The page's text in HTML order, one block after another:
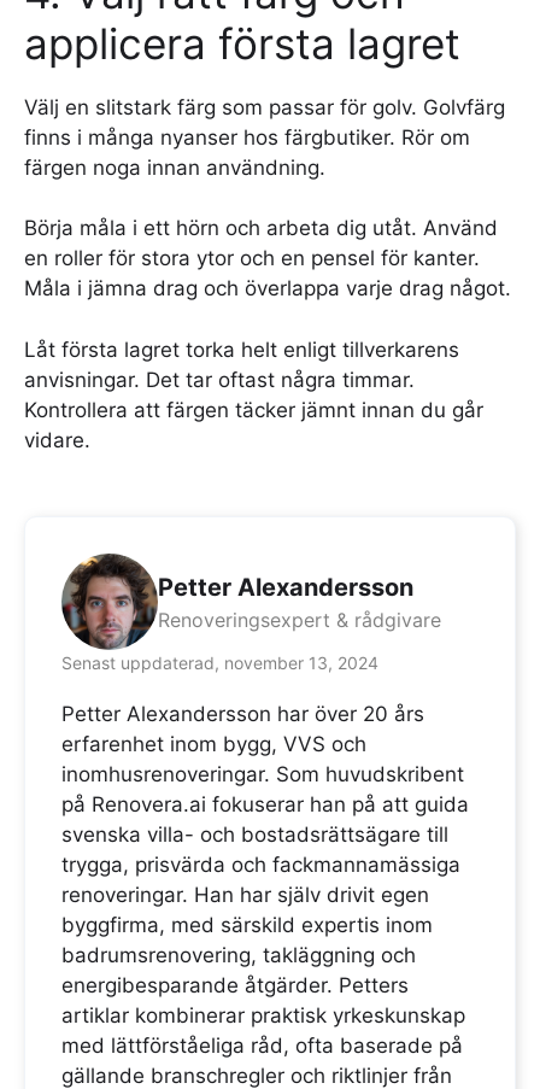
applicera första lagret
Välj en slitstark färg som passar för golv. Golvfärg
finns i många nyanser hos färgbutiker. Rör om
färgen noga innan användning.
Börja måla i ett hörn och arbeta dig utåt. Använd
en roller för stora ytor och en pensel för kanter.
Måla i jämna drag och överlappa varje drag något.
Låt första lagret torka helt enligt tillverkarens
anvisningar. Det tar oftast några timmar.
Kontrollera att färgen täcker jämnt innan du går
vidare.
Petter Alexandersson
Renoveringsexpert & rådgivare
Senast uppdaterad, november 13, 2024
Petter Alexandersson har över 20 års
erfarenhet inom bygg, VVS och
inomhusrenoveringar. Som huvudskribent
på Renovera.ai fokuserar han på att guida
svenska villa- och bostadsrättsägare till
trygga, prisvärda och fackmannamässiga
renoveringar. Han har själv drivit egen
byggfirma, med särskild expertis inom
badrumsrenovering, takläggning och
energibesparande åtgärder. Petters
artiklar kombinerar praktisk yrkeskunskap
med lättförståeliga råd, ofta baserade på
gällande branschregler och riktlinjer från